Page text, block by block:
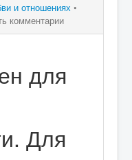
и отношениях •
комментарии
для
Для